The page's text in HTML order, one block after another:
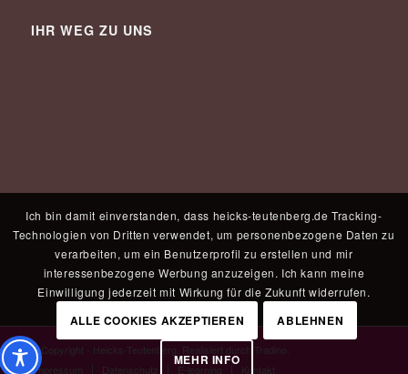
IHR WEG ZU UNS
© Copyright - Heicks-Teutenberg. Realisiert durch Tradino
Impressum
Datenschutz E-learning Kontakt
Ich bin damit einverstanden, dass heicks-teutenberg.de Tracking-
Technologien von Dritten verwendet, um personenbezogene Daten zu
verarbeiten, um ein Benutzerprofil zu erstellen und mir
interessenbezogene Werbung anzuzeigen. Ich kann meine
Einwilligung jederzeit mit Wirkung für die Zukunft widerrufen.
ALLE COOKIES AKZEPTIEREN ABLEHNEN
MEHR INFO